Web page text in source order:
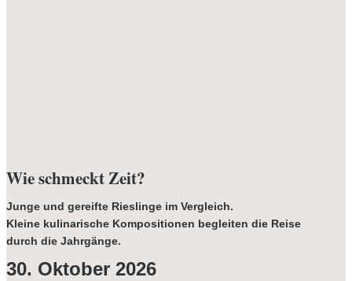
Wie schmeckt Zeit?
Junge und gereifte Rieslinge im Vergleich.
Kleine kulinarische Kompositionen begleiten die Reise
durch die Jahrgänge.
30. Oktober 2026